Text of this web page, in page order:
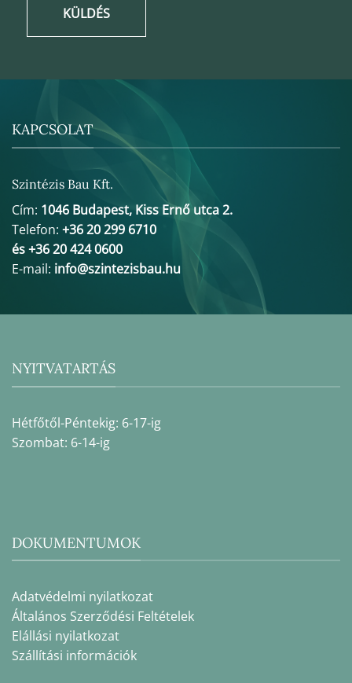
KÜLDÉS
KAPCSOLAT
Szintézis Bau Kft.
Cím: 1046 Budapest, Kiss Ernő utca 2.
Telefon: +36 20 299 6710
és +36 20 424 0600
E-mail: info@szintezisbau.hu
NYITVATARTÁS
Hétfőtől-Péntekig: 6-17-ig
Szombat: 6-14-ig
DOKUMENTUMOK
Adatvédelmi nyilatkozat
Általános Szerződési Feltételek
Elállási nyilatkozat
Szállítási információk